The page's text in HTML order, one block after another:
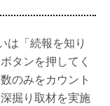
は「続報を知り
タンを押してく
のみをカウント
掘り取材を実施